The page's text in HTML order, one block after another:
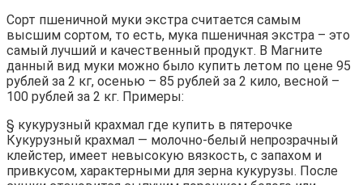
Сорт пшеничной муки экстра считается самым
высшим сортом, то есть, мука пшеничная экстра – это
самый лучший и качественный продукт. В Магните
данный вид муки можно было купить летом по цене 95
рублей за 2 кг, осенью – 85 рублей за 2 кило, весной –
100 рублей за 2 кг. Примеры:
§ кукурузный крахмал где купить в пятерочке
Кукурузный крахмал — молочно-белый непрозрачный
клейстер, имеет невысокую вязкость, с запахом и
привкусом, характерными для зерна кукурузы. После